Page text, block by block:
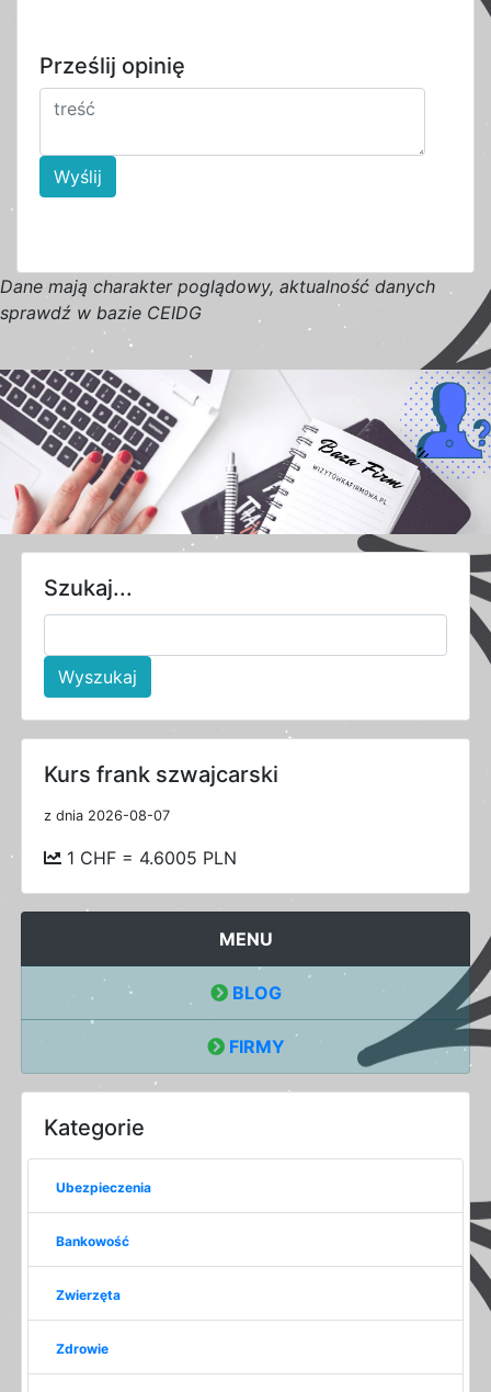
Prześlij opinię
Wyślij
Dane mają charakter poglądowy, aktualność danych
sprawdź w bazie CEIDG
Szukaj...
Wyszukaj
Kurs frank szwajcarski
z dnia 2026-08-07
1 CHF = 4.6005 PLN
MENU
BLOG
FIRMY
Kategorie
Ubezpieczenia
Bankowość
Zwierzęta
Zdrowie